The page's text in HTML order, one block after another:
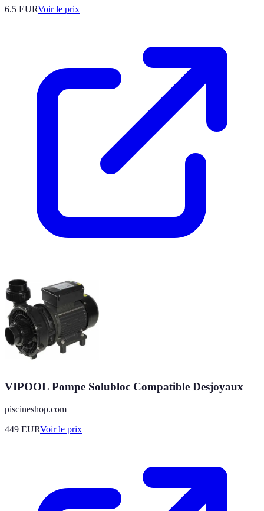
6.5 EURVoir le prix
VIPOOL Pompe Solubloc Compatible Desjoyaux
piscineshop.com
449 EURVoir le prix